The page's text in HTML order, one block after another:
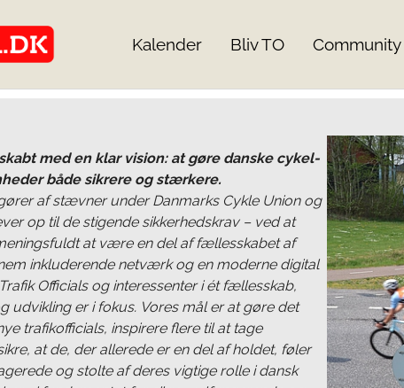
Kalender Bliv TO Community
med en klar vision: at gøre danske cykel-
både sikrere og stærkere.
af stævner under Danmarks Cykle Union og
op til de stigende sikkerhedskrav – ved at
at være en del af fællesskabet af
inkluderende netværk og en moderne digital
Officials og interessenter i ét fællesskab,
udvikling er i fokus. Vores mål er at gøre det
trafikofficials, inspirere flere til at tage
at de, der allerede er en del af holdet, føler
og stolte af deres vigtige rolle i dansk